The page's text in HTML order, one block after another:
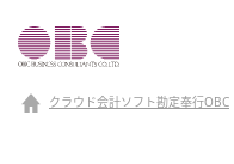
クラウド会計ソフト勘定奉行OBC